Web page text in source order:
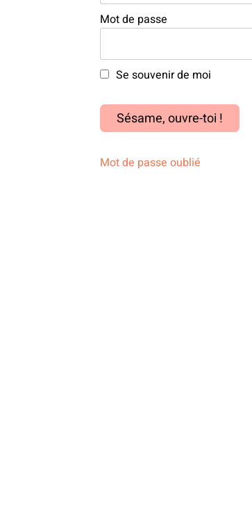
Mot de passe
Se souvenir de moi
Mot de passe oublié